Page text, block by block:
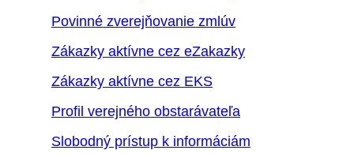
Povinné zverejňovanie zmlúv
Zákazky aktívne cez eZakazky
Zákazky aktívne cez EKS
Profil verejného obstarávateľa
Slobodný prístup k informáciám